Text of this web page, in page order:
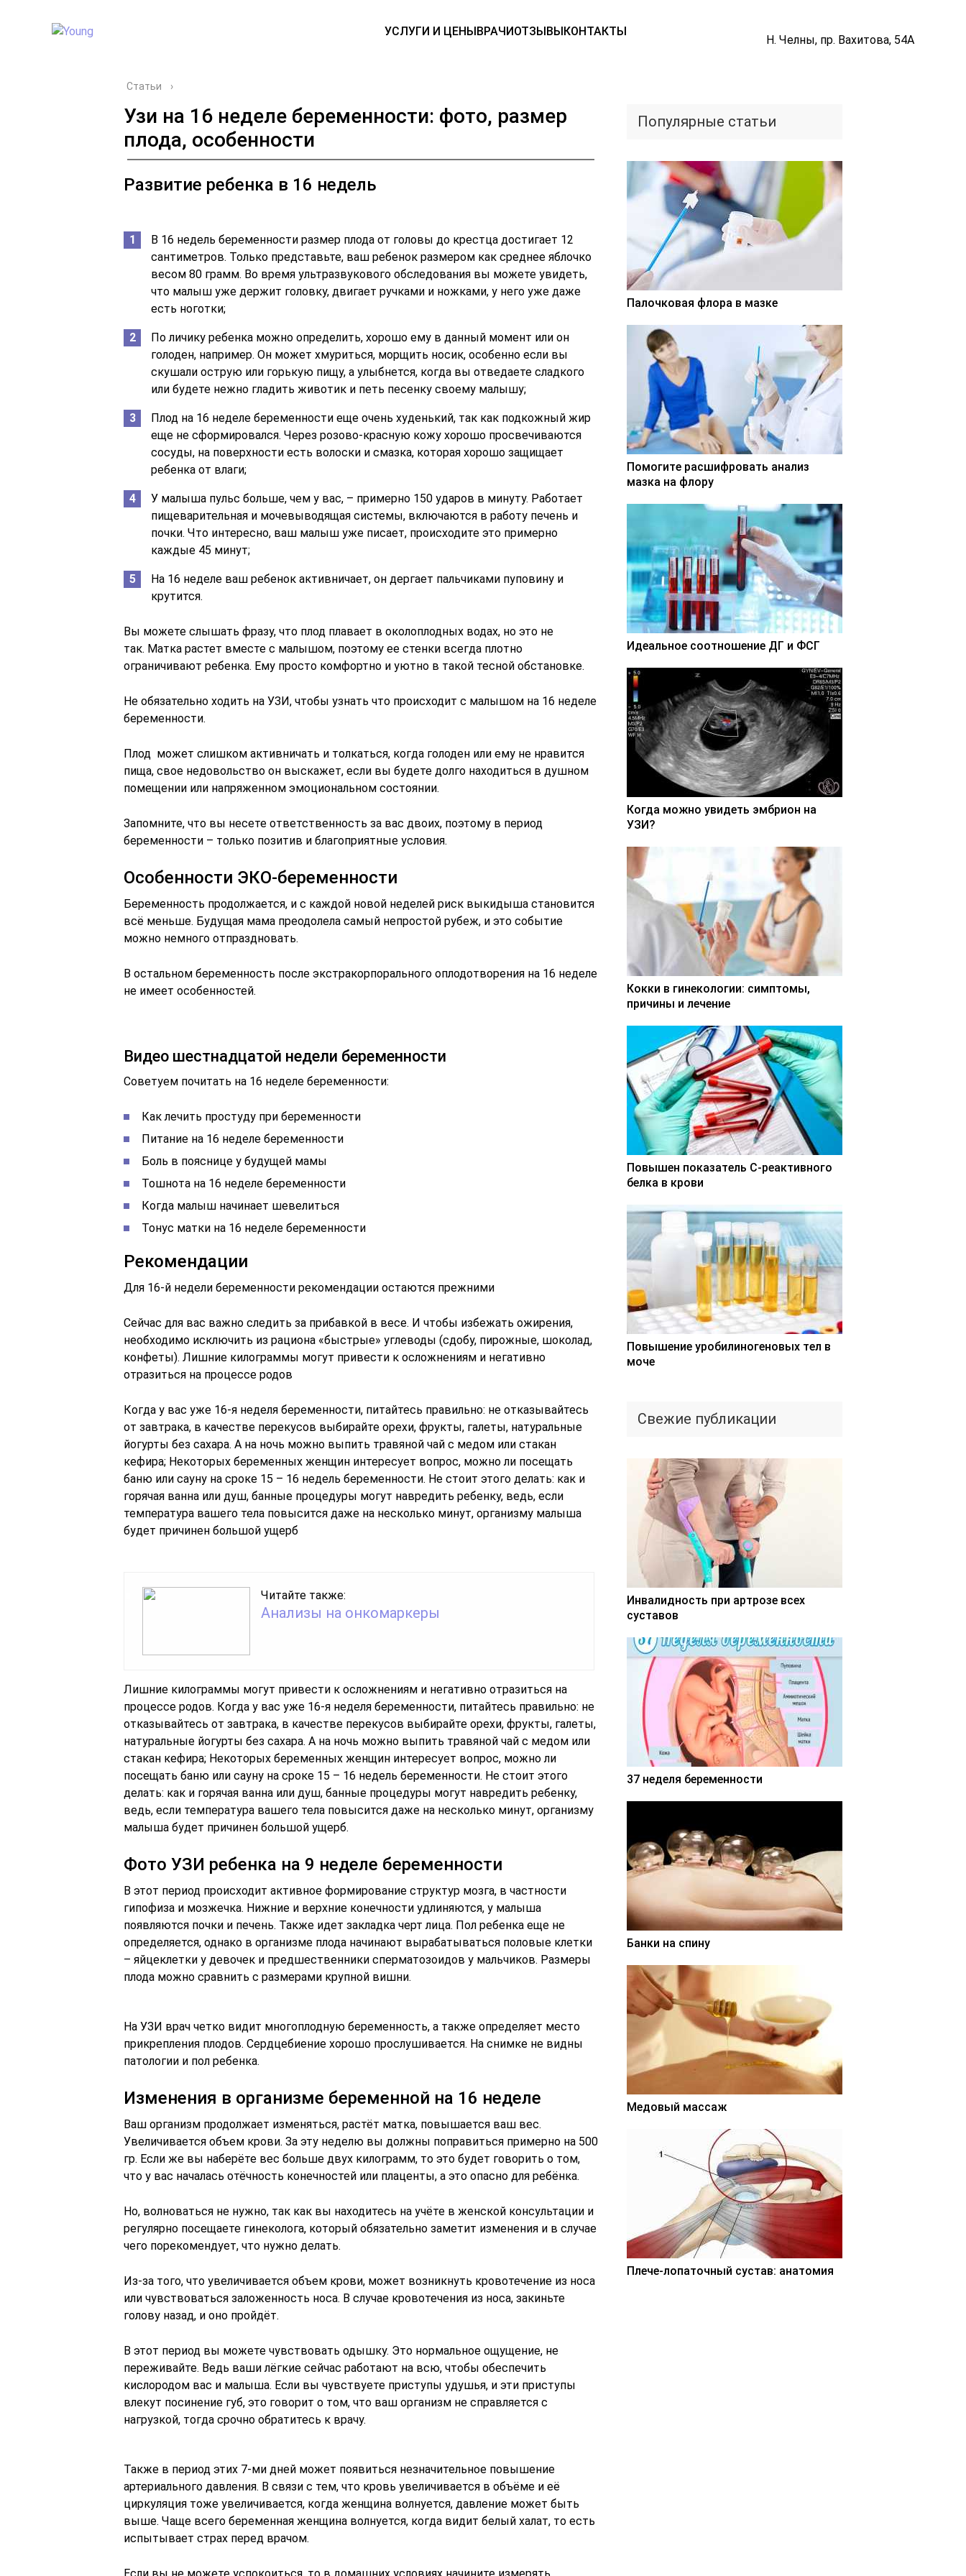
УСЛУГИ И ЦЕНЫВРАЧИОТЗЫВЫКОНТАКТЫ
Н. Челны, пр. Вахитова, 54А
Статьи ›
Узи на 16 неделе беременности: фото, размер
плода, особенности
Развитие ребенка в 16 недель
В 16 недель беременности размер плода от головы до крестца достигает 12
сантиметров. Только представьте, ваш ребенок размером как среднее яблочко
весом 80 грамм. Во время ультразвукового обследования вы можете увидеть,
что малыш уже держит головку, двигает ручками и ножками, у него уже даже
есть ноготки;
По личику ребенка можно определить, хорошо ему в данный момент или он
голоден, например. Он может хмуриться, морщить носик, особенно если вы
скушали острую или горькую пищу, а улыбнется, когда вы отведаете сладкого
или будете нежно гладить животик и петь песенку своему малышу;
Плод на 16 неделе беременности еще очень худенький, так как подкожный жир
еще не сформировался. Через розово-красную кожу хорошо просвечиваются
сосуды, на поверхности есть волоски и смазка, которая хорошо защищает
ребенка от влаги;
У малыша пульс больше, чем у вас, – примерно 150 ударов в минуту. Работает
пищеварительная и мочевыводящая системы, включаются в работу печень и
почки. Что интересно, ваш малыш уже писает, происходите это примерно
каждые 45 минут;
На 16 неделе ваш ребенок активничает, он дергает пальчиками пуповину и
крутится.
Вы можете слышать фразу, что плод плавает в околоплодных водах, но это не
так. Матка растет вместе с малышом, поэтому ее стенки всегда плотно
ограничивают ребенка. Ему просто комфортно и уютно в такой тесной обстановке.
Не обязательно ходить на УЗИ, чтобы узнать что происходит с малышом на 16 неделе
беременности.
Плод может слишком активничать и толкаться, когда голоден или ему не нравится
пища, свое недовольство он выскажет, если вы будете долго находиться в душном
помещении или напряженном эмоциональном состоянии.
Запомните, что вы несете ответственность за вас двоих, поэтому в период
беременности – только позитив и благоприятные условия.
Особенности ЭКО-беременности
Беременность продолжается, и с каждой новой неделей риск выкидыша становится
всё меньше. Будущая мама преодолела самый непростой рубеж, и это событие
можно немного отпраздновать.
В остальном беременность после экстракорпорального оплодотворения на 16 неделе
не имеет особенностей.
Видео шестнадцатой недели беременности
Советуем почитать на 16 неделе беременности:
Как лечить простуду при беременности
Питание на 16 неделе беременности
Боль в пояснице у будущей мамы
Тошнота на 16 неделе беременности
Когда малыш начинает шевелиться
Тонус матки на 16 неделе беременности
Рекомендации
Для 16-й недели беременности рекомендации остаются прежними
Сейчас для вас важно следить за прибавкой в весе. И чтобы избежать ожирения,
необходимо исключить из рациона «быстрые» углеводы (сдобу, пирожные, шоколад,
конфеты). Лишние килограммы могут привести к осложнениям и негативно
отразиться на процессе родов
Когда у вас уже 16-я неделя беременности, питайтесь правильно: не отказывайтесь
от завтрака, в качестве перекусов выбирайте орехи, фрукты, галеты, натуральные
йогурты без сахара. А на ночь можно выпить травяной чай с медом или стакан
кефира; Некоторых беременных женщин интересует вопрос, можно ли посещать
баню или сауну на сроке 15 – 16 недель беременности. Не стоит этого делать: как и
горячая ванна или душ, банные процедуры могут навредить ребенку, ведь, если
температура вашего тела повысится даже на несколько минут, организму малыша
будет причинен большой ущерб
Читайте также:
Анализы на онкомаркеры
Лишние килограммы могут привести к осложнениям и негативно отразиться на
процессе родов. Когда у вас уже 16-я неделя беременности, питайтесь правильно: не
отказывайтесь от завтрака, в качестве перекусов выбирайте орехи, фрукты, галеты,
натуральные йогурты без сахара. А на ночь можно выпить травяной чай с медом или
стакан кефира; Некоторых беременных женщин интересует вопрос, можно ли
посещать баню или сауну на сроке 15 – 16 недель беременности. Не стоит этого
делать: как и горячая ванна или душ, банные процедуры могут навредить ребенку,
ведь, если температура вашего тела повысится даже на несколько минут, организму
малыша будет причинен большой ущерб.
Фото УЗИ ребенка на 9 неделе беременности
В этот период происходит активное формирование структур мозга, в частности
гипофиза и мозжечка. Нижние и верхние конечности удлиняются, у малыша
появляются почки и печень. Также идет закладка черт лица. Пол ребенка еще не
определяется, однако в организме плода начинают вырабатываться половые клетки
– яйцеклетки у девочек и предшественники сперматозоидов у мальчиков. Размеры
плода можно сравнить с размерами крупной вишни.
На УЗИ врач четко видит многоплодную беременность, а также определяет место
прикрепления плодов. Сердцебиение хорошо прослушивается. На снимке не видны
патологии и пол ребенка.
Изменения в организме беременной на 16 неделе
Ваш организм продолжает изменяться, растёт матка, повышается ваш вес.
Увеличивается объем крови. За эту неделю вы должны поправиться примерно на 500
гр. Если же вы наберёте вес больше двух килограмм, то это будет говорить о том,
что у вас началась отёчность конечностей или плаценты, а это опасно для ребёнка.
Но, волноваться не нужно, так как вы находитесь на учёте в женской консультации и
регулярно посещаете гинеколога, который обязательно заметит изменения и в случае
чего порекомендует, что нужно делать.
Из-за того, что увеличивается объем крови, может возникнуть кровотечение из носа
или чувствоваться заложенность носа. В случае кровотечения из носа, закиньте
голову назад, и оно пройдёт.
В этот период вы можете чувствовать одышку. Это нормальное ощущение, не
переживайте. Ведь ваши лёгкие сейчас работают на всю, чтобы обеспечить
кислородом вас и малыша. Если вы чувствуете приступы удушья, и эти приступы
влекут посинение губ, это говорит о том, что ваш организм не справляется с
нагрузкой, тогда срочно обратитесь к врачу.
Также в период этих 7-ми дней может появиться незначительное повышение
артериального давления. В связи с тем, что кровь увеличивается в объёме и её
циркуляция тоже увеличивается, когда женщина волнуется, давление может быть
выше. Чаще всего беременная женщина волнуется, когда видит белый халат, то есть
испытывает страх перед врачом.
Популярные статьи
Палочковая флора в мазке
Помогите расшифровать анализ
мазка на флору
Идеальное соотношение ДГ и ФСГ
Когда можно увидеть эмбрион на
УЗИ?
Кокки в гинекологии: симптомы,
причины и лечение
Повышен показатель С-реактивного
белка в крови
Повышение уробилиногеновых тел в
моче
Свежие публикации
Инвалидность при артрозе всех
суставов
37 неделя беременности
Банки на спину
Медовый массаж
Плече-лопаточный сустав: анатомия